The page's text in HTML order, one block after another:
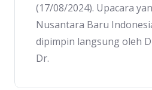
(17/08/2024). Upacara
Nusantara Baru
dipimpin langsung oleh
Dr.